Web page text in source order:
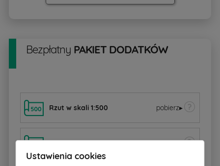
Bezpłatny PAKIET DODATKÓW
Rzut w skali 1:500 pobierz▸
Zgoda na zmiany
Ustawienia cookies